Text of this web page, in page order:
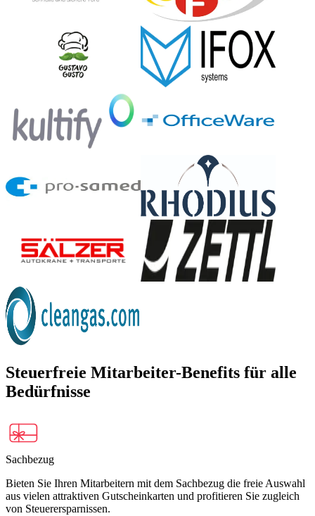
Steuerfreie Mitarbeiter-Benefits für alle
Bedürfnisse
Sachbezug
Bieten Sie Ihren Mitarbei­tern mit dem Sachbezug die freie Aus­wahl
aus vielen attraktiv­en Gutscheinkar­ten und pro­fitieren Sie zugleich
von Steuer­ersparnissen.